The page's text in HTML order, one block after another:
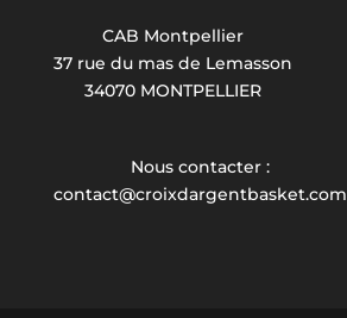
CAB Montpellier
37 rue du mas de Lemasson
34070 MONTPELLIER
Nous contacter :
contact@croixdargentbasket.com